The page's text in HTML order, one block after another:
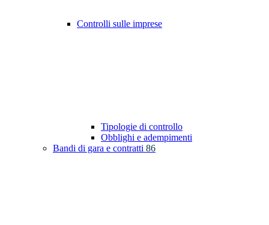
Controlli sulle imprese
Tipologie di controllo
Obblighi e adempimenti
Bandi di gara e contratti 86